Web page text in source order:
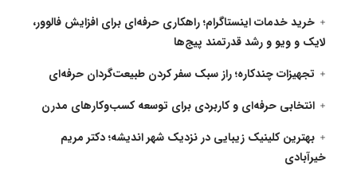
خرید خدمات اینستاگرام؛ راهکاری حرفه‌ای برای افزایش فالوور،
لایک و ویو و رشد قدرتمند پیج‌ها
تجهیزات چندکاره؛ راز سبک سفر کردن طبیعت‌گردان حرفه‌ای
انتخابی حرفه‌ای و کاربردی برای توسعه کسب‌وکارهای مدرن
بهترین کلینیک زیبایی در نزدیک شهر اندیشه؛ دکتر مریم
خیرآبادی